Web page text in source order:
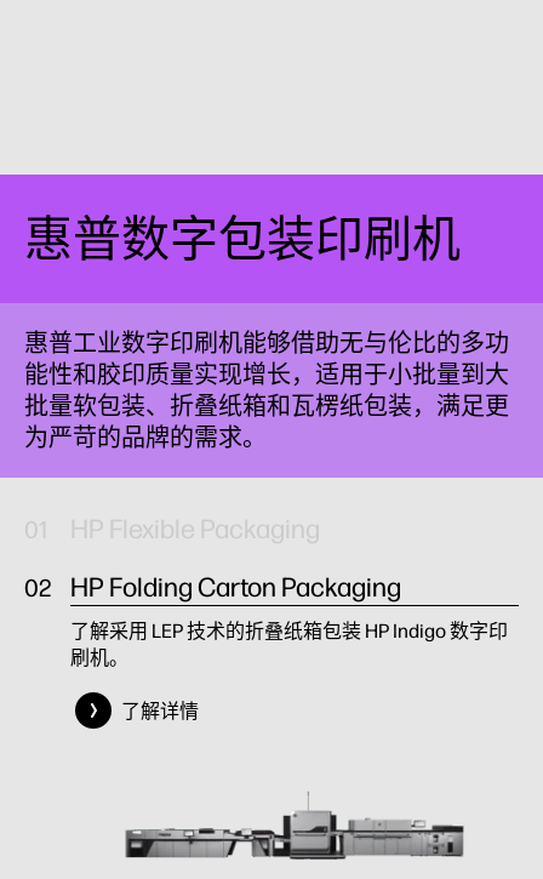
惠普数字包装印刷机
惠普工业数字印刷机能够借助无与伦比的多功
能性和胶印质量实现增长，适用于小批量到大
批量软包装、折叠纸箱和瓦楞纸包装，满足更
为严苛的品牌的需求。
HP Flexible Packaging
了解详情
HP Folding Carton Packaging
了解采用 LEP 技术的折叠纸箱包装 HP Indigo 数字印
刷机。
了解详情